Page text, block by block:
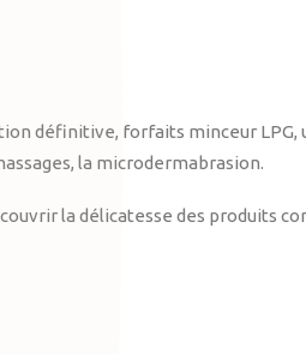
définitive, forfaits minceur LPG,
la microdermabrasion.
la délicatesse des produits